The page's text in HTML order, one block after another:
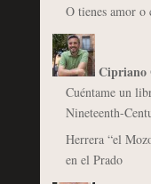
O tienes amor o
Cipriano
Cuéntame un
Nineteenth-
Herrera “el
en el Prado